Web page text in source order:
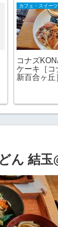
カフェ・スイーツ
コナズ
ケーキ［コ
新百合ヶ丘
ん 結玉